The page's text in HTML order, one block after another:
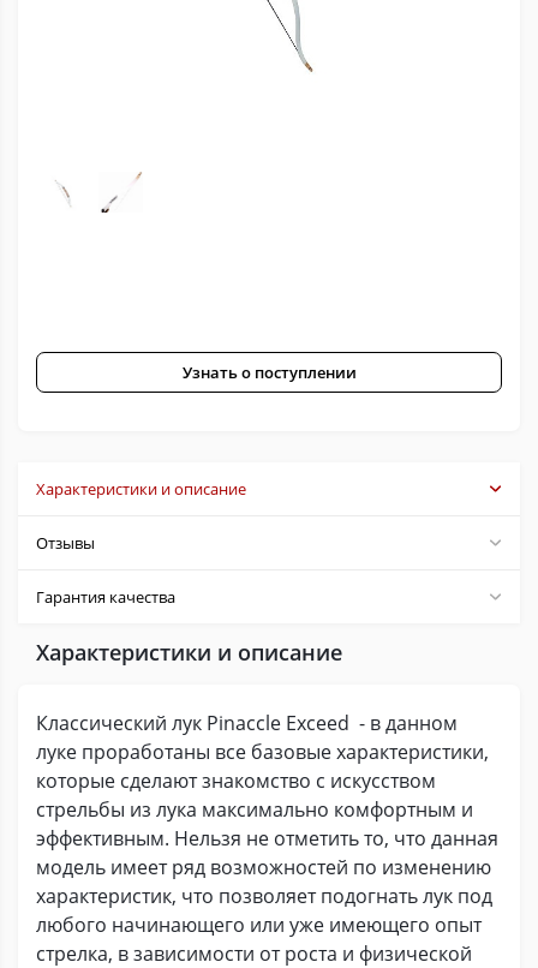
Узнать о поступлении
Характеристики и описание
Отзывы
Гарантия качества
Характеристики и описание
Классический лук Pinaccle Exceed - в данном
луке проработаны все базовые характеристики,
которые сделают знакомство с искусством
стрельбы из лука максимально комфортным и
эффективным. Нельзя не отметить то, что данная
модель имеет ряд возможностей по изменению
характеристик, что позволяет подогнать лук под
любого начинающего или уже имеющего опыт
стрелка, в зависимости от роста и физической